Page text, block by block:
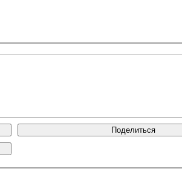
Поделиться